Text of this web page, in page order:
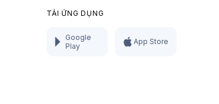
TẢI ỨNG DỤNG
Google
Play
App Store